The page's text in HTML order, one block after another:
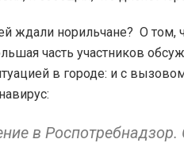
ждали норильчане? О
часть участников
в городе: и с
на
в